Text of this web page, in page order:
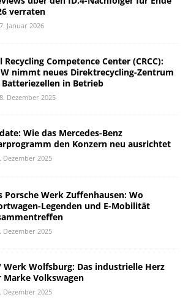
verraten
Januar 2026
Recycling Competence Center (CRCC):
nimmt neues Direktrecycling-Zentrum
in Betrieb
Dezember 2025
Wie das Mercedes-Benz
den Konzern neu ausrichtet
Dezember 2025
Porsche Werk Zuffenhausen: Wo
Legenden und E-Mobilität
Dezember 2025
Werk Wolfsburg: Das industrielle Herz
Marke Volkswagen
Dezember 2025